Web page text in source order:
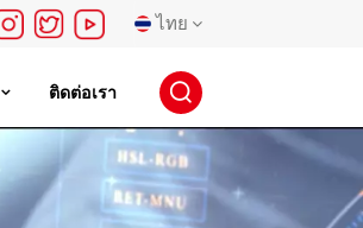
ไทย
English
français
ติดต่อเรา